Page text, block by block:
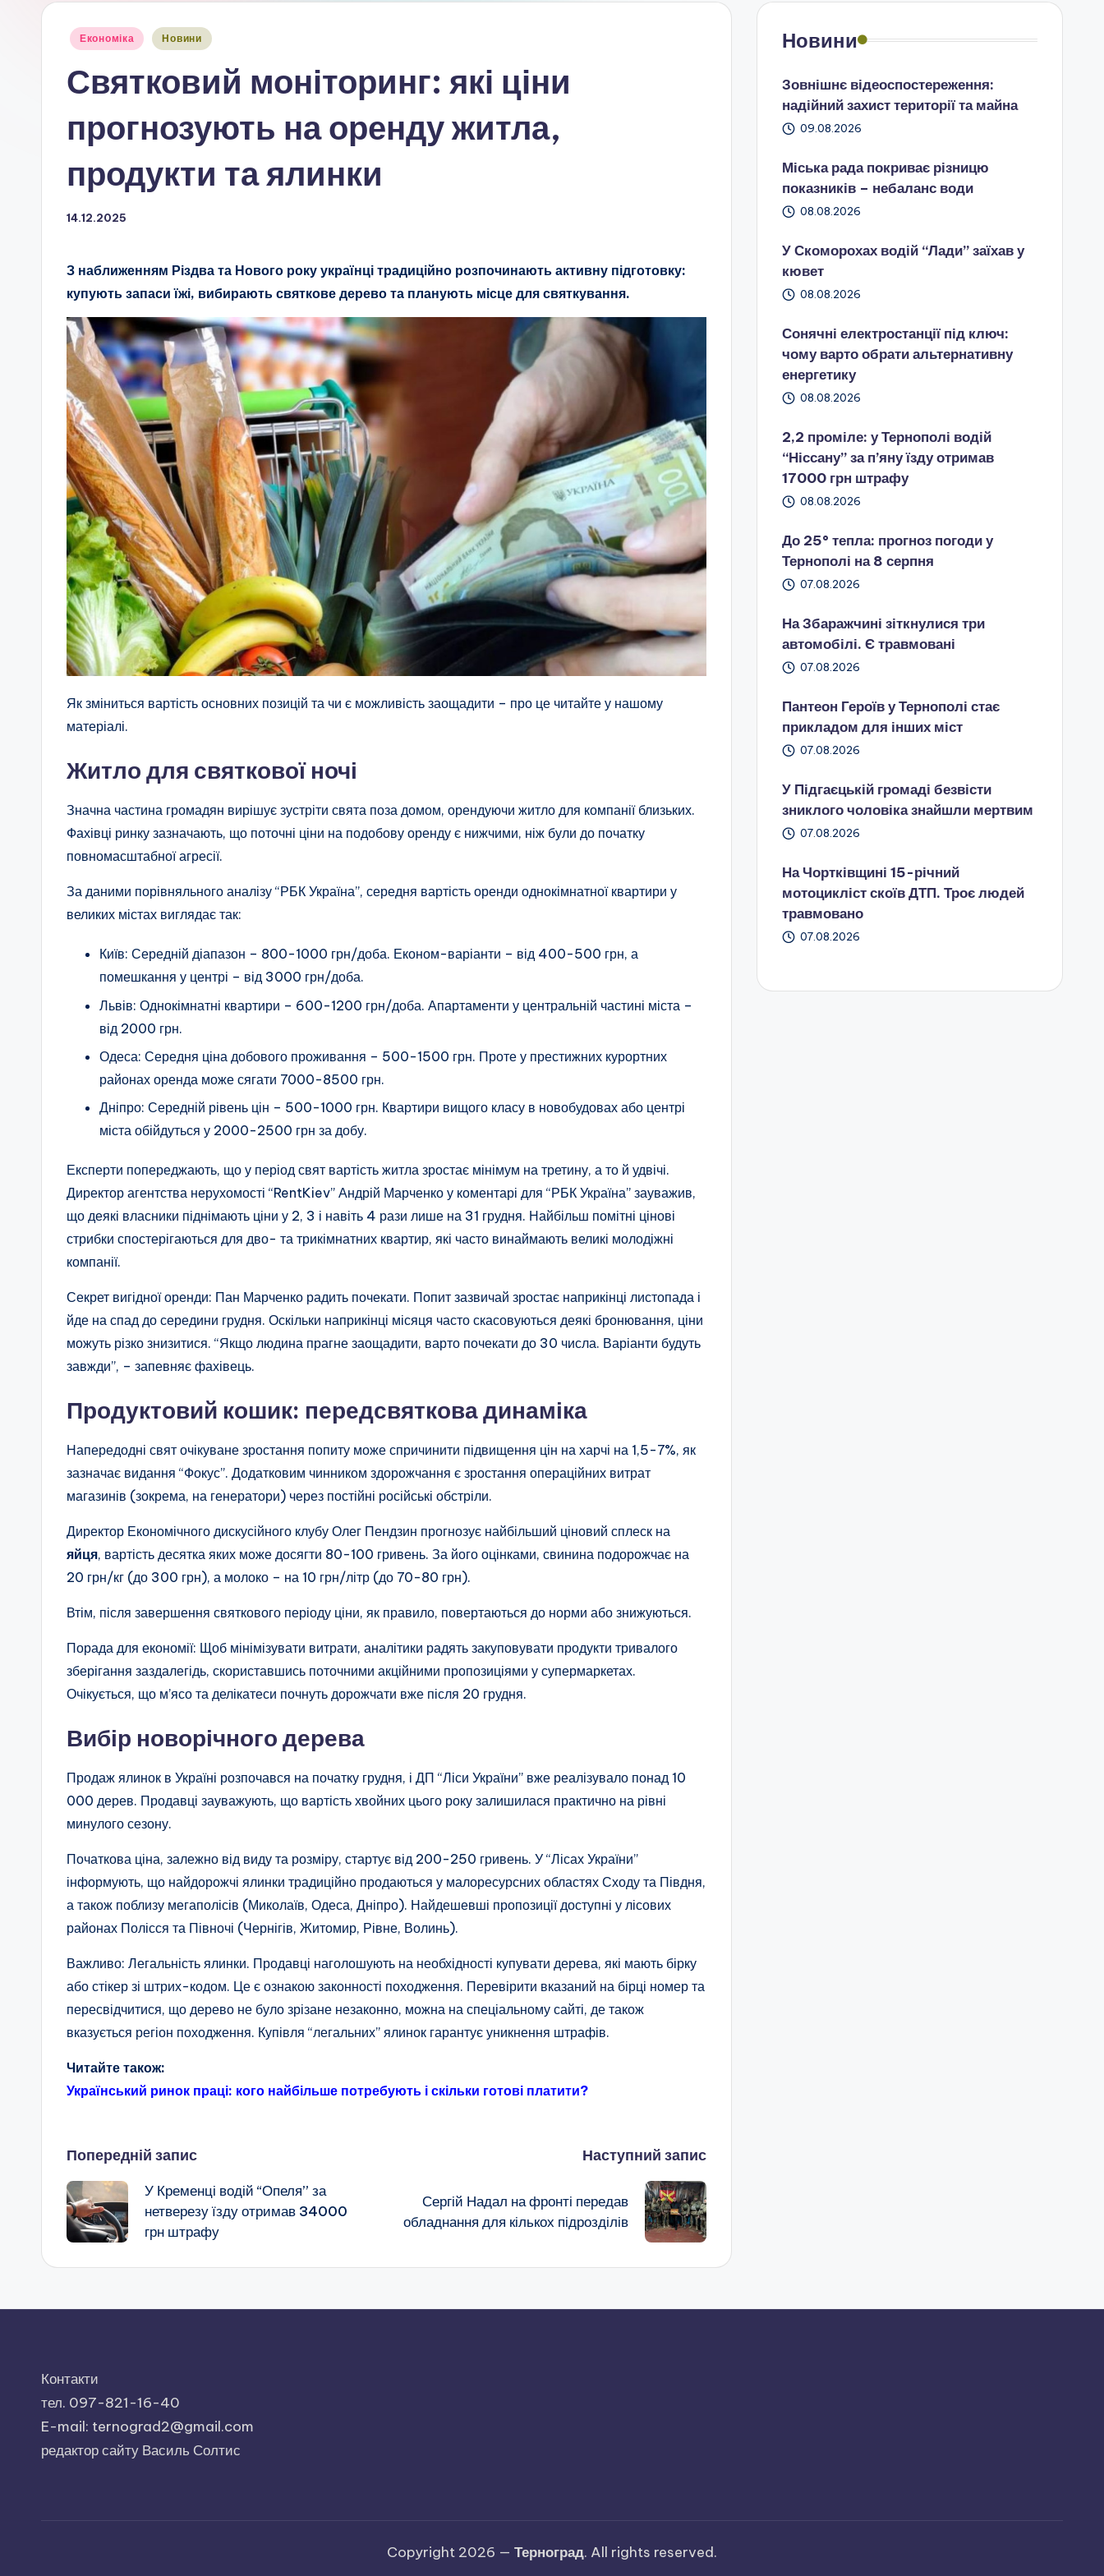
Опубліковано
Економіка Новини
Святковий моніторинг: які ціни
прогнозують на оренду житла,
продукти та ялинки
14.12.2025
З наближенням Різдва та Нового року українці традиційно розпочинають активну підготовку:
купують запаси їжі, вибирають святкове дерево та планують місце для святкування.
Як зміниться вартість основних позицій та чи є можливість заощадити – про це читайте у нашому
матеріалі.
Житло для святкової ночі
Значна частина громадян вирішує зустріти свята поза домом, орендуючи житло для компанії близьких.
Фахівці ринку зазначають, що поточні ціни на подобову оренду є нижчими, ніж були до початку
повномасштабної агресії.
За даними порівняльного аналізу “РБК Україна”, середня вартість оренди однокімнатної квартири у
великих містах виглядає так:
Київ: Середній діапазон – 800-1000 грн/доба. Економ-варіанти – від 400-500 грн, а
помешкання у центрі – від 3000 грн/доба.
Львів: Однокімнатні квартири – 600-1200 грн/доба. Апартаменти у центральній частині міста –
від 2000 грн.
Одеса: Середня ціна добового проживання – 500-1500 грн. Проте у престижних курортних
районах оренда може сягати 7000-8500 грн.
Дніпро: Середній рівень цін – 500-1000 грн. Квартири вищого класу в новобудовах або центрі
міста обійдуться у 2000-2500 грн за добу.
Експерти попереджають, що у період свят вартість житла зростає мінімум на третину, а то й удвічі.
Директор агентства нерухомості “RentKiev” Андрій Марченко у коментарі для “РБК Україна” зауважив,
що деякі власники піднімають ціни у 2, 3 і навіть 4 рази лише на 31 грудня. Найбільш помітні цінові
стрибки спостерігаються для дво- та трикімнатних квартир, які часто винаймають великі молодіжні
компанії.
Секрет вигідної оренди: Пан Марченко радить почекати. Попит зазвичай зростає наприкінці листопада і
йде на спад до середини грудня. Оскільки наприкінці місяця часто скасовуються деякі бронювання, ціни
можуть різко знизитися. “Якщо людина прагне заощадити, варто почекати до 30 числа. Варіанти будуть
завжди”, – запевняє фахівець.
Продуктовий кошик: передсвяткова динаміка
Напередодні свят очікуване зростання попиту може спричинити підвищення цін на харчі на 1,5-7%, як
зазначає видання “Фокус”. Додатковим чинником здорожчання є зростання операційних витрат
магазинів (зокрема, на генератори) через постійні російські обстріли.
Директор Економічного дискусійного клубу Олег Пендзин прогнозує найбільший ціновий сплеск на
яйця, вартість десятка яких може досягти 80-100 гривень. За його оцінками, свинина подорожчає на
20 грн/кг (до 300 грн), а молоко – на 10 грн/літр (до 70-80 грн).
Втім, після завершення святкового періоду ціни, як правило, повертаються до норми або знижуються.
Порада для економії: Щоб мінімізувати витрати, аналітики радять закуповувати продукти тривалого
зберігання заздалегідь, скориставшись поточними акційними пропозиціями у супермаркетах.
Очікується, що м’ясо та делікатеси почнуть дорожчати вже після 20 грудня.
Вибір новорічного дерева
Продаж ялинок в Україні розпочався на початку грудня, і ДП “Ліси України” вже реалізувало понад 10
000 дерев. Продавці зауважують, що вартість хвойних цього року залишилася практично на рівні
минулого сезону.
Початкова ціна, залежно від виду та розміру, стартує від 200-250 гривень. У “Лісах України”
інформують, що найдорожчі ялинки традиційно продаються у малоресурсних областях Сходу та Півдня,
а також поблизу мегаполісів (Миколаїв, Одеса, Дніпро). Найдешевші пропозиції доступні у лісових
районах Полісся та Півночі (Чернігів, Житомир, Рівне, Волинь).
Важливо: Легальність ялинки. Продавці наголошують на необхідності купувати дерева, які мають бірку
або стікер зі штрих-кодом. Це є ознакою законності походження. Перевірити вказаний на бірці номер та
пересвідчитися, що дерево не було зрізане незаконно, можна на спеціальному сайті, де також
вказується регіон походження. Купівля “легальних” ялинок гарантує уникнення штрафів.
Читайте також:
Український ринок праці: кого найбільше потребують і скільки готові платити?
Навігація
по
запису
Попередній запис
У Кременці водій “Опеля” за
нетверезу їзду отримав 34000
грн штрафу
Наступний запис
Сергій Надал на фронті передав
обладнання для кількох підрозділів
Новини
Зовнішнє відеоспостереження:
надійний захист території та майна
09.08.2026
Міська рада покриває різницю
показників – небаланс води
08.08.2026
У Скоморохах водій “Лади” заїхав у
кювет
08.08.2026
Сонячні електростанції під ключ:
чому варто обрати альтернативну
енергетику
08.08.2026
2,2 проміле: у Тернополі водій
“Ніссану” за п’яну їзду отримав
17000 грн штрафу
08.08.2026
До 25° тепла: прогноз погоди у
Тернополі на 8 серпня
07.08.2026
На Збаражчині зіткнулися три
автомобілі. Є травмовані
07.08.2026
Пантеон Героїв у Тернополі стає
прикладом для інших міст
07.08.2026
У Підгаєцькій громаді безвісти
зниклого чоловіка знайшли мертвим
07.08.2026
На Чортківщині 15-річний
мотоцикліст скоїв ДТП. Троє людей
травмовано
07.08.2026
Контакти
тел. 097-821-16-40
E-mail: ternograd2@gmail.com
редактор сайту Василь Солтис
Copyright 2026 — Терноград. All rights reserved.